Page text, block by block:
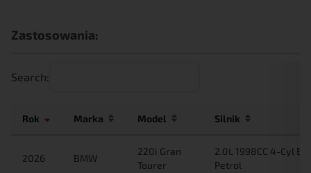
Zastosowania:
Search:
Rok Marka Model Silnik
2026 BMW
220i Gran
Tourer
2.0L 1998CC 4-Cyl
Petrol